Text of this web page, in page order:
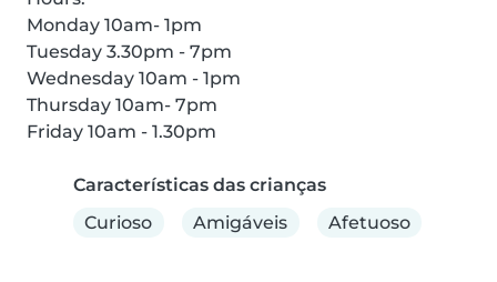
Monday 10am- 1pm
Tuesday 3.30pm - 7pm
Wednesday 10am - 1pm
Thursday 10am- 7pm
Friday 10am - 1.30pm
Características das crianças
Curioso
Amigáveis Afetuoso